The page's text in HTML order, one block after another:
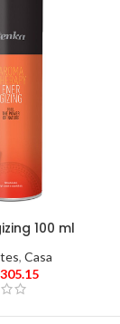
100 ml
, Casa
305.15